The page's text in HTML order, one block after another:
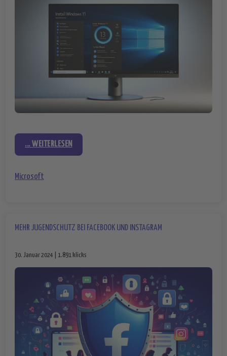
... WEITERLESEN
Microsoft
MEHR JUGENDSCHUTZ BEI FACEBOOK UND INSTAGRAM
30. Januar 2024 | 1.891 klicks